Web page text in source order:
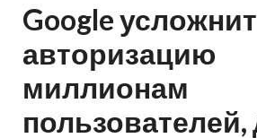
Google усложнит
авторизацию
миллионам
пользователей,